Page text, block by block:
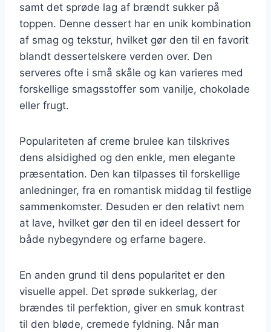
samt det sprøde lag af brændt sukker på
toppen. Denne dessert har en unik kombination
af smag og tekstur, hvilket gør den til en favorit
blandt dessertelskere verden over. Den
serveres ofte i små skåle og kan varieres med
forskellige smagsstoffer som vanilje, chokolade
eller frugt.
Populariteten af creme brulee kan tilskrives
dens alsidighed og den enkle, men elegante
præsentation. Den kan tilpasses til forskellige
anledninger, fra en romantisk middag til festlige
sammenkomster. Desuden er den relativt nem
at lave, hvilket gør den til en ideel dessert for
både nybegyndere og erfarne bagere.
En anden grund til dens popularitet er den
visuelle appel. Det sprøde sukkerlag, der
brændes til perfektion, giver en smuk kontrast
til den bløde, cremede fyldning. Når man